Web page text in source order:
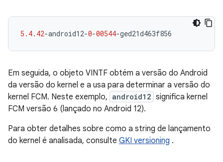
5.4. 42-android12-0-00544-ged21d463f856
Em seguida, o objeto VINTF obtém a versão do Android
da versão do kernel e a usa para determinar a versão do
kernel FCM. Neste exemplo, android12 significa kernel
FCM versão 6 (lançado no Android 12).
Para obter detalhes sobre como a string de lançamento
do kernel é analisada, consulte GKI versioning .